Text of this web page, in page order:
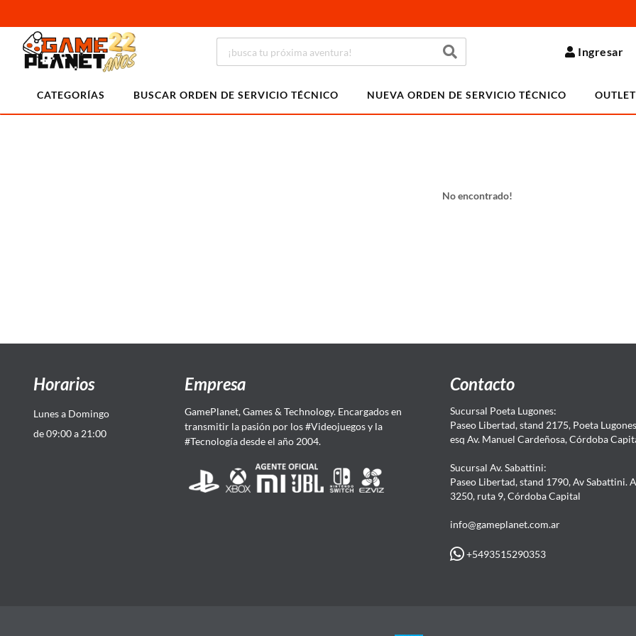
Ingresar
CATEGORÍAS BUSCAR ORDEN DE SERVICIO TÉCNICO NUEVA ORDEN DE SERVICIO TÉCNICO OUTLET
No encontrado!
Horarios
Lunes a Domingo
de 09:00 a 21:00
Empresa
GamePlanet, Games & Technology. Encargados en
transmitir la pasión por los #Videojuegos y la
#Tecnología desde el año 2004.
Contacto
Sucursal Poeta Lugones:
Paseo Libertad, stand 2175, Poeta
esq Av. Manuel Cardeñosa, Córdoba
Sucursal Av. Sabattini:
Paseo Libertad, stand 1790, Av Sabattini.
3250, ruta 9, Córdoba Capital
info@gameplanet.com.ar
+5493515290353